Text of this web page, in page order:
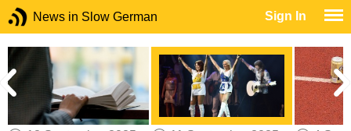
News in Slow German Sign In